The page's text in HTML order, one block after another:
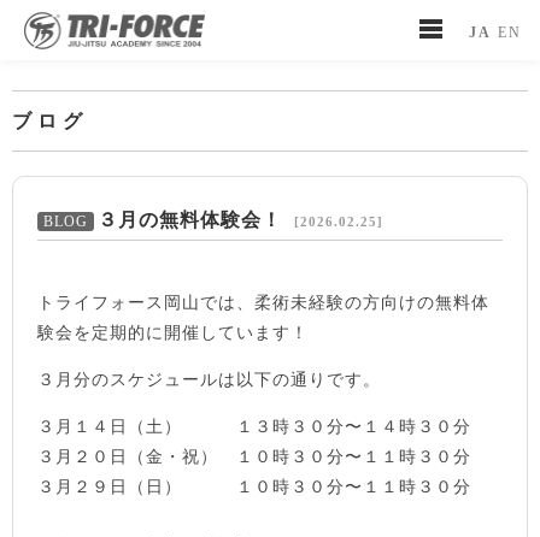
ブログ
３月の無料体験会！ [2026.02.25]
トライフォース岡山では、柔術未経験の方向けの無料体
験会を定期的に開催しています！
３月分のスケジュールは以下の通りです。
３月１４日（土） １３時３０分〜１４時３０分
３月２０日（金・祝） １０時３０分〜１１時３０分
３月２９日（日） １０時３０分〜１１時３０分
JA EN